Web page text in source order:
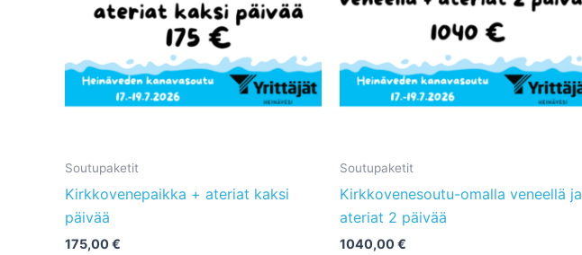
Soutupaketit
Kirkkovenepaikka + ateriat kaksi
päivää
175,00€
Soutupaketit
Kirkkovenesoutu-omalla veneellä ja
ateriat 2 päivää
1040,00€